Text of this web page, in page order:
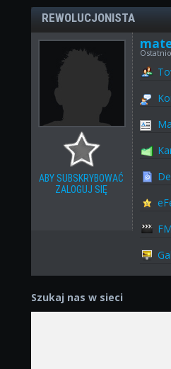
REWOLUCJONISTA
ABY SUBSKRYBOWAĆ
ZALOGUJ SIĘ
Szukaj nas w sieci